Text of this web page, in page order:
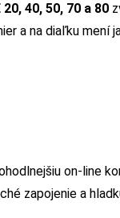
40, 50, 70 a 80
a na diaľku mení
on-line
zapojenie a